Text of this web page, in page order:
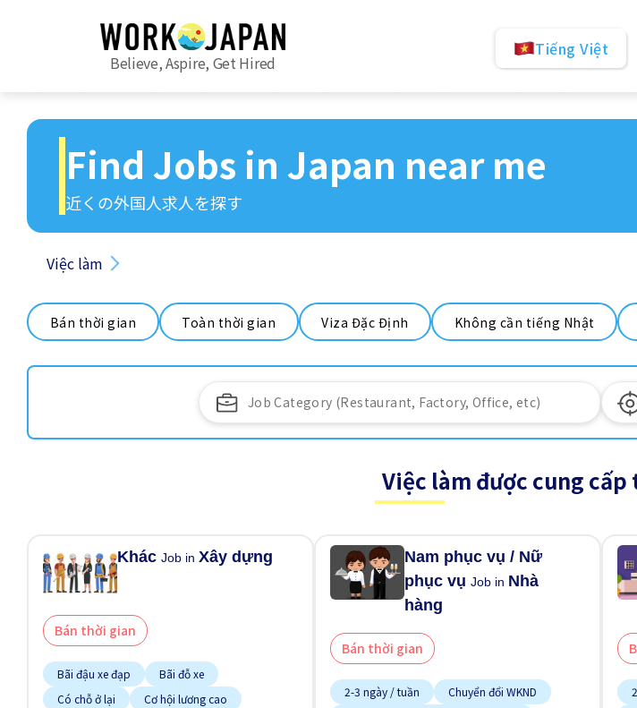
Believe, Aspire, Get Hired
Tiếng Việt
Find Jobs in Japan near me
近くの外国人求人を探す
Việc làm
Bán thời gian Toàn thời gian Viza Đặc Định Không cần tiếng Nhật
Việc làm được cung cấp
KhácJob in Xây dựng
Bán thời gian
Bãi đậu xe đạp
Bãi đỗ xe
Có chỗ ở lại
Cơ hội lương cao
Nam phục vụ / Nữ
phục vụJob in Nhà
hàng
Bán thời gian
2-3 ngày / tuần
Chuyển đổi WKND